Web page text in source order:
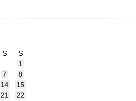
S
S
1
7
8
14
15
21
22